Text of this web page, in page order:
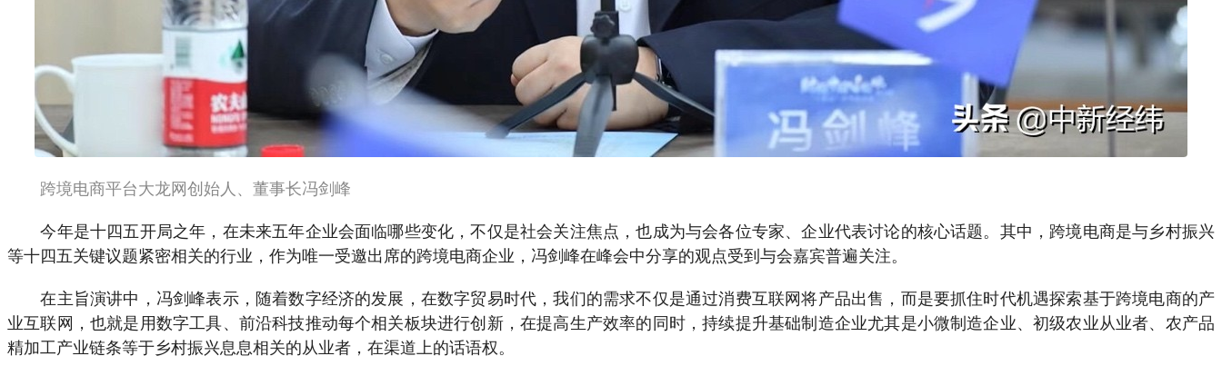
跨境电商平台大龙网创始人、董事长冯剑峰
今年是十四五开局之年，在未来五年企业会面临哪些变化，不仅是社会关注焦点，也成为与会各位专家、企业代表讨论的核心话题。其中，跨境电商是与乡村振兴
等十四五关键议题紧密相关的行业，作为唯一受邀出席的跨境电商企业，冯剑峰在峰会中分享的观点受到与会嘉宾普遍关注。
在主旨演讲中，冯剑峰表示，随着数字经济的发展，在数字贸易时代，我们的需求不仅是通过消费互联网将产品出售，而是要抓住时代机遇探索基于跨境电商的产
业互联网，也就是用数字工具、前沿科技推动每个相关板块进行创新，在提高生产效率的同时，持续提升基础制造企业尤其是小微制造企业、初级农业从业者、农产品
精加工产业链条等于乡村振兴息息相关的从业者，在渠道上的话语权。